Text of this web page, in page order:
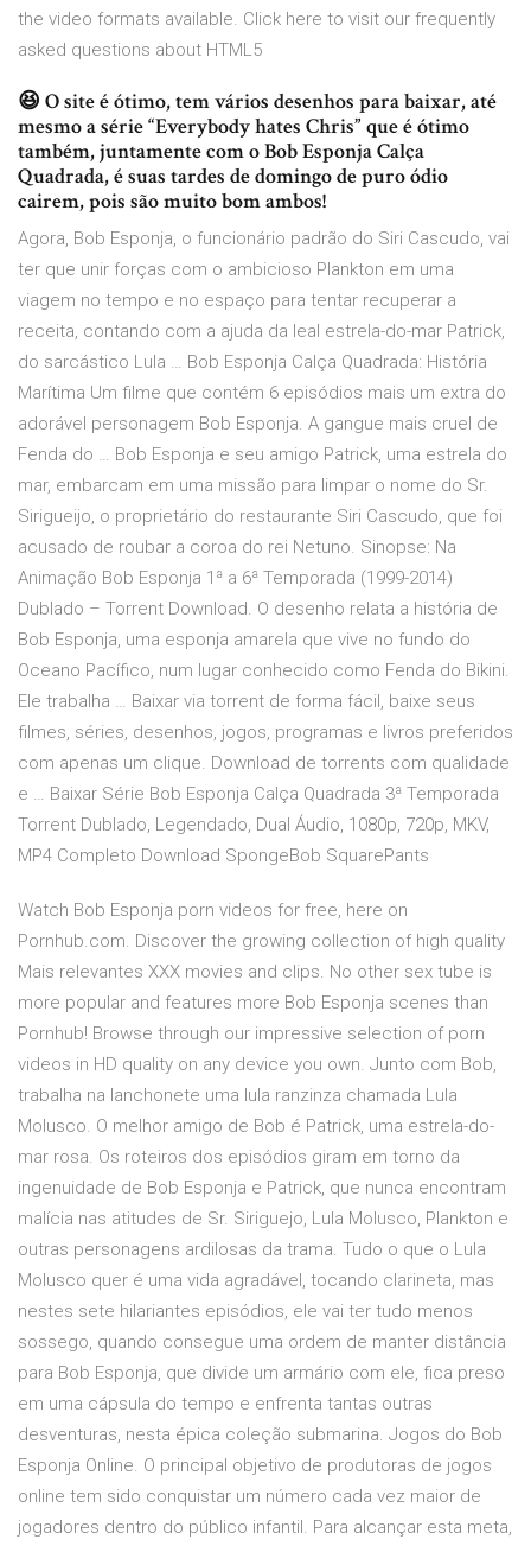
the video formats available. Click here to visit our frequently
asked questions about HTML5
😆 O site é ótimo, tem vários desenhos para baixar, até
mesmo a série “Everybody hates Chris” que é ótimo
também, juntamente com o Bob Esponja Calça
Quadrada, é suas tardes de domingo de puro ódio
cairem, pois são muito bom ambos!
Agora, Bob Esponja, o funcionário padrão do Siri Cascudo, vai
ter que unir forças com o ambicioso Plankton em uma
viagem no tempo e no espaço para tentar recuperar a
receita, contando com a ajuda da leal estrela-do-mar Patrick,
do sarcástico Lula … Bob Esponja Calça Quadrada: História
Marítima Um filme que contém 6 episódios mais um extra do
adorável personagem Bob Esponja. A gangue mais cruel de
Fenda do … Bob Esponja e seu amigo Patrick, uma estrela do
mar, embarcam em uma missão para limpar o nome do Sr.
Sirigueijo, o proprietário do restaurante Siri Cascudo, que foi
acusado de roubar a coroa do rei Netuno. Sinopse: Na
Animação Bob Esponja 1ª a 6ª Temporada (1999-2014)
Dublado – Torrent Download. O desenho relata a história de
Bob Esponja, uma esponja amarela que vive no fundo do
Oceano Pacífico, num lugar conhecido como Fenda do Bikini.
Ele trabalha … Baixar via torrent de forma fácil, baixe seus
filmes, séries, desenhos, jogos, programas e livros preferidos
com apenas um clique. Download de torrents com qualidade
e … Baixar Série Bob Esponja Calça Quadrada 3ª Temporada
Torrent Dublado, Legendado, Dual Áudio, 1080p, 720p, MKV,
MP4 Completo Download SpongeBob SquarePants
Watch Bob Esponja porn videos for free, here on
Pornhub.com. Discover the growing collection of high quality
Mais relevantes XXX movies and clips. No other sex tube is
more popular and features more Bob Esponja scenes than
Pornhub! Browse through our impressive selection of porn
videos in HD quality on any device you own. Junto com Bob,
trabalha na lanchonete uma lula ranzinza chamada Lula
Molusco. O melhor amigo de Bob é Patrick, uma estrela-do-
mar rosa. Os roteiros dos episódios giram em torno da
ingenuidade de Bob Esponja e Patrick, que nunca encontram
malícia nas atitudes de Sr. Siriguejo, Lula Molusco, Plankton e
outras personagens ardilosas da trama. Tudo o que o Lula
Molusco quer é uma vida agradável, tocando clarineta, mas
nestes sete hilariantes episódios, ele vai ter tudo menos
sossego, quando consegue uma ordem de manter distância
para Bob Esponja, que divide um armário com ele, fica preso
em uma cápsula do tempo e enfrenta tantas outras
desventuras, nesta épica coleção submarina. Jogos do Bob
Esponja Online. O principal objetivo de produtoras de jogos
online tem sido conquistar um número cada vez maior de
jogadores dentro do público infantil. Para alcançar esta meta,